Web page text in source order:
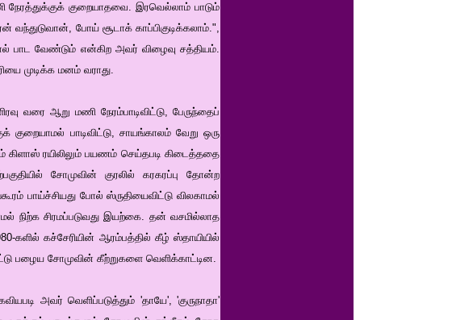
குறையாதவை. இரவெல்லாம் பாடும்
போய் சூடாக் காப்பிகுடிக்கலாம்.",
பாட வேண்டும் என்கிற அவர் விழைவு சத்தியம்.
முடிக்க மனம் வராது.
வரை ஆறு மணி நேரம்பாடிவிட்டு, பேருந்தைப்
குறையாமல் பாடிவிட்டு, சாயங்காலம் வேறு ஒரு
கிளாஸ் ரயிலிலும் பயணம் செய்தபடி கிடைத்ததை
சோமுவின் குரலில் கரகரப்பு தோன்ற
பாய்ச்சியது போல் ஸ்ருதியைவிட்டு விலகாமல்
நிற்க சிரமப்படுவது இயற்கை. தன் வசமில்லாத
களில் கச்சேரியின் ஆரம்பத்தில் கீழ் ஸ்தாயியில்
பழைய சோமுவின் கீற்றுகளை வெளிக்காட்டின.
அவர் வெளிப்படுத்தும் 'தாயே', 'குருநாதா'